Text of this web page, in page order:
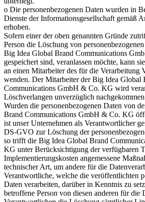
o Die personenbezogenen Daten wurden in
Dienste der Informationsgesellschaft gemäß
erhoben.
Sofern einer der oben genannten Gründe
Person die Löschung von
Big Idea Global Brand Communications
gespeichert sind, veranlassen möchte, kann
an einen Mitarbeiter des für die Verarbeitung
wenden. Der Mitarbeiter der Big Idea Global
Communications GmbH & Co. KG wird
Löschverlangen unverzüglich
Wurden die personenbezogenen Daten von
Brand Communications GmbH & Co. KG
ist unser Unternehmen als Verantwortlicher
DS-GVO zur Löschung der
so trifft die Big Idea Global Brand
KG unter Berücksichtigung der verfügbaren
Implementierungskosten angemessene
technischer Art, um andere für die
Verantwortliche, welche die veröffentlichten
Daten verarbeiten, darüber in Kenntnis zu
betroffene Person von diesen anderen für die